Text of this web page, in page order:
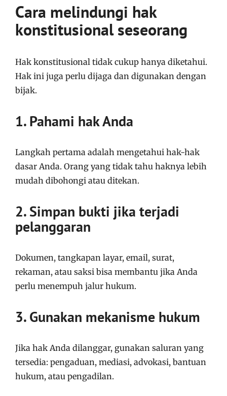
Cara melindungi hak
konstitusional seseorang
Hak konstitusional tidak cukup hanya diketahui.
Hak ini juga perlu dijaga dan digunakan dengan
bijak.
1. Pahami hak Anda
Langkah pertama adalah mengetahui hak-hak
dasar Anda. Orang yang tidak tahu haknya lebih
mudah dibohongi atau ditekan.
2. Simpan bukti jika terjadi
pelanggaran
Dokumen, tangkapan layar, email, surat,
rekaman, atau saksi bisa membantu jika Anda
perlu menempuh jalur hukum.
3. Gunakan mekanisme hukum
Jika hak Anda dilanggar, gunakan saluran yang
tersedia: pengaduan, mediasi, advokasi, bantuan
hukum, atau pengadilan.